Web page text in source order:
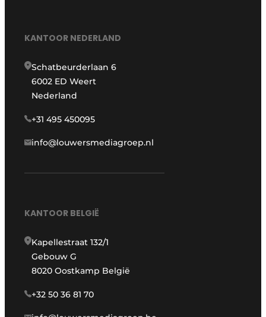
KANTOOR NEDERLAND
Schatbeurderlaan 6
6002 ED Weert
Nederland
+31 495 450095
info@louwersmediagroep.nl
KANTOOR BELGIË
Kapellestraat 132/1
Gebouw G
8020 Oostkamp België
+32 50 36 81 70